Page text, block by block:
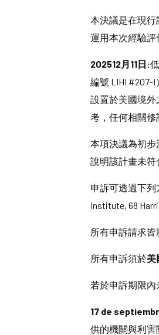
本決議是在現
運用本次經驗
202512月11日:
編號 LIHI #207-
設置於美國境外
考，任何相關
本項決議為初
說明該計畫未符
申訴可透過下
Institute, 68
所有申訴請求
所有申訴須於美
若於申訴期限內
17 de
供的機關與利害